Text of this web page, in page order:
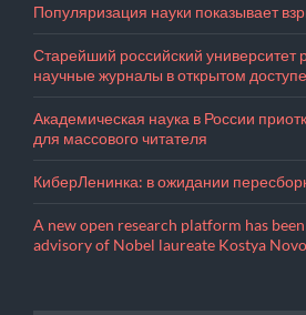
Популяризация науки показывает
Старейший российский университет
научные журналы в открытом доступе
Академическая наука в России
для массового читателя
КиберЛенинка: в ожидании
A new open research platform has
advisory of Nobel laureate Kostya